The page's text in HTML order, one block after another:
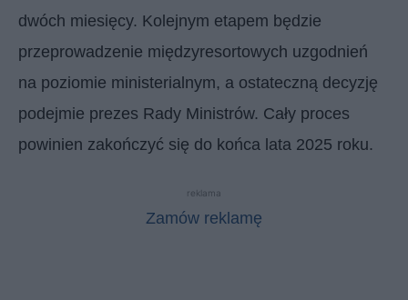
dwóch miesięcy. Kolejnym etapem będzie
przeprowadzenie międzyresortowych uzgodnień
na poziomie ministerialnym, a ostateczną decyzję
podejmie prezes Rady Ministrów. Cały proces
powinien zakończyć się do końca lata 2025 roku.
reklama
Zamów reklamę